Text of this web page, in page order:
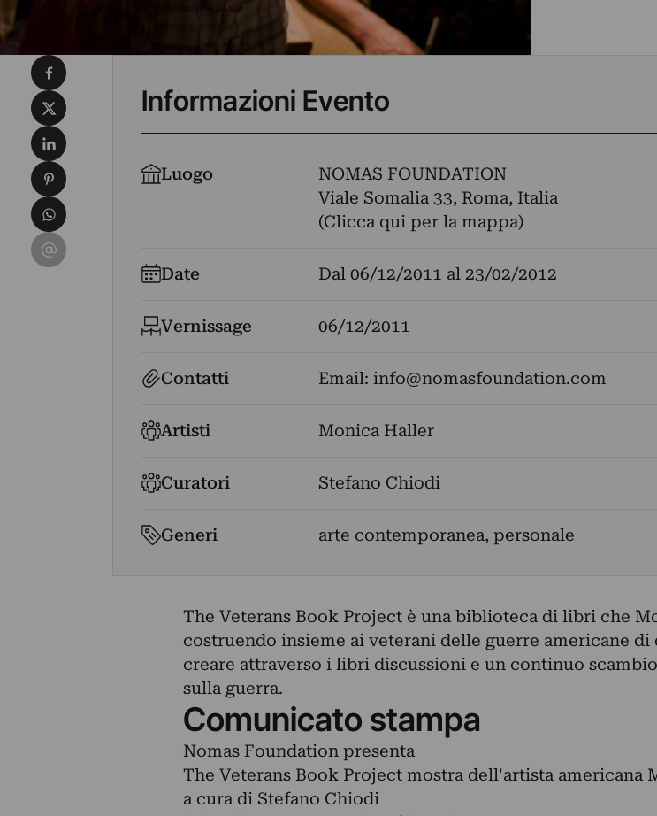
Informazioni Evento
Luogo
NOMAS FOUNDATION
Viale Somalia 33, Roma, Italia
(Clicca qui per la mappa)
Date Dal 06/12/2011 al 23/02/2012
Vernissage 06/12/2011
Contatti Email: info@nomasfoundation.com
Artisti Monica Haller
Curatori Stefano Chiodi
Generi arte contemporanea, personale
The Veterans Book Project è una biblioteca di libri che
costruendo insieme ai veterani delle guerre americane di
creare attraverso i libri discussioni e un continuo
sulla guerra.
Comunicato stampa
Nomas Foundation presenta
The Veterans Book Project mostra dell'artista americana
a cura di Stefano Chiodi
Condividi su Facebook
Condividi su X
Condividi su LinkedIn
Condividi su Pinterest
Condividi su WhatsApp
Condividi su Email